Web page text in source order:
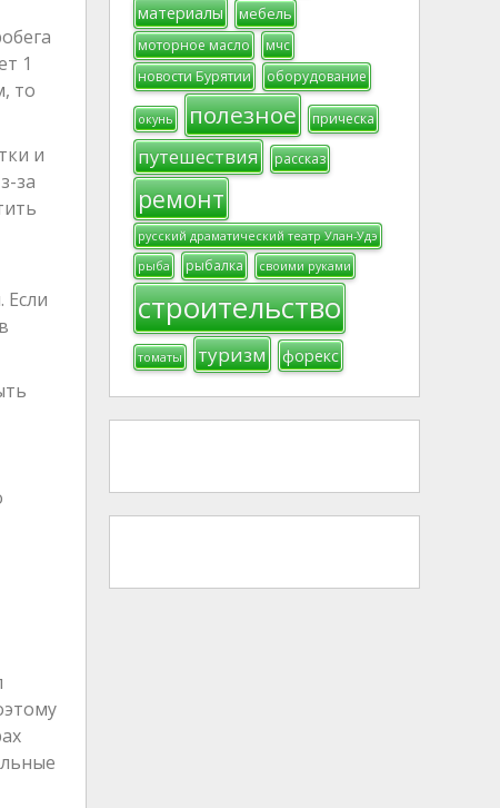
1
то
и
за
Если
материалы мебель
моторное масло
мчс
новости Бурятии
оборудование
окунь полезное прическа
путешествия рассказ
ремонт
русский драматический театр Улан-Удэ
рыба
рыбалка своими руками
строительство
томаты туризм форекс